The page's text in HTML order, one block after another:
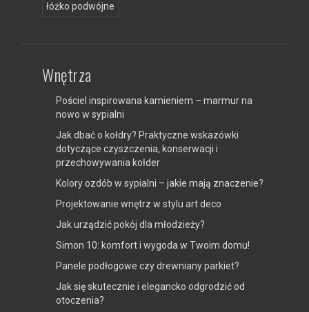
łóżko podwójne
Wnętrza
Pościel inspirowana kamieniem – marmur na
nowo w sypialni
Jak dbać o kołdry? Praktyczne wskazówki
dotyczące czyszczenia, konserwacji i
przechowywania kołder
Kolory ozdób w sypialni – jakie mają znaczenie?
Projektowanie wnętrz w stylu art deco
Jak urządzić pokój dla młodzieży?
Simon 10: komfort i wygoda w Twoim domu!
Panele podłogowe czy drewniany parkiet?
Jak się skutecznie i elegancko odgrodzić od
otoczenia?